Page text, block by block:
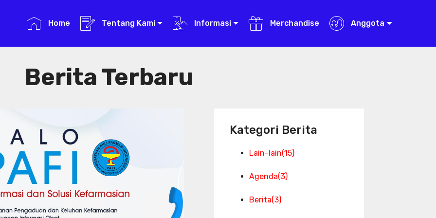
Home Tentang Kami Informasi Merchandise Anggota
Berita Terbaru
Kategori Berita
Lain-lain(15)
Agenda(3)
Berita(3)